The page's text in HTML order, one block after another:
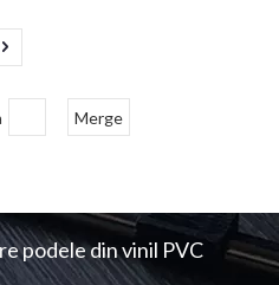
Merge
podele din vinil PVC